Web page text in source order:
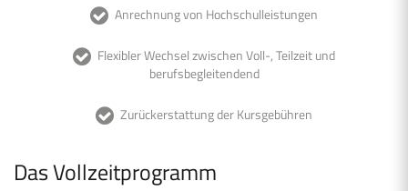
Anrechnung von Hochschulleistungen
Flexibler Wechsel zwischen Voll-, Teilzeit und
berufsbegleitendend
Zurückerstattung der Kursgebühren
Das Vollzeitprogramm